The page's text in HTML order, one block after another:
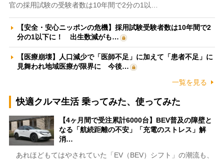
官の採用試験の受験者数は10年間で2分の1以…
【安全・安心ニッポンの危機】採用試験受験者数は10年間で2
分の1以下に！ 出生数減がも…
【医療崩壊】人口減少で「医師不足」に加えて「患者不足」に
見舞われ地域医療が限界に 今後…
一覧を見る
快適クルマ生活 乗ってみた、使ってみた
【4ヶ月間で受注累計6000台】BEV普及の障壁と
なる「航続距離の不安」「充電のストレス」解
消…
あれほどもてはやされていた「EV（BEV）シフト」の潮流も、